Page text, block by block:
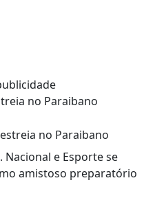
no Paraibano
e Esporte se
amistoso preparatório